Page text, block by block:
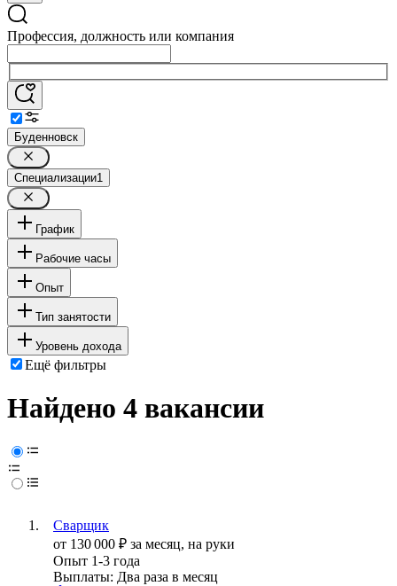
Профессия, должность или компания
Буденновск
Специализации1
График
Рабочие часы
Опыт
Тип занятости
Уровень дохода
Ещё фильтры
Найдено 4 вакансии
Сварщик
от 130 000 ₽ за месяц, на руки
Опыт 1-3 года
Выплаты: Два раза в месяц